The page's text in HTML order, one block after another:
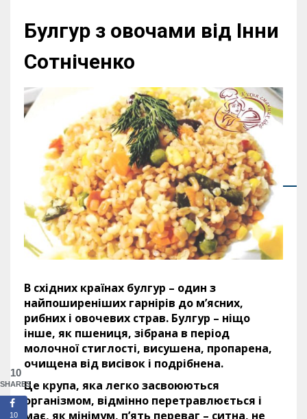
Булгур з овочами від Інни
Сотніченко
В східних країнах булгур – один з
найпоширеніших гарнірів до м’ясних,
рибних і овочевих страв. Булгур – ніщо
інше, як пшениця, зібрана в період
молочної стиглості, висушена, пропарена,
очищена від висівок і подрібнена.
Це крупа, яка легко засвоюються
організмом, відмінно перетравлюється і
має, як мінімум, п’ять переваг – ситна, не
10
SHARES
10